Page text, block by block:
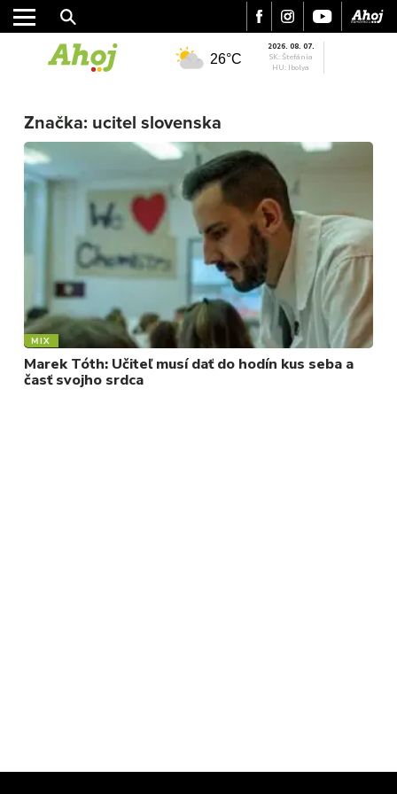
MESTO
REGIÓN
ŠPORT
KULTÚRA
FOTKY
VIDEO
MIX
26°C
2026. 08. 07.
SK: Štefánia
HU: Ibolya
Značka: ucitel slovenska
MIX
Marek Tóth: Učiteľ musí dať do hodín kus seba a
časť svojho srdca